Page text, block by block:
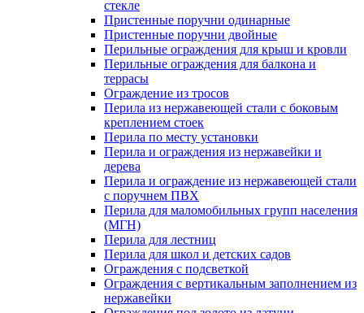
стекле
Пристенные поручни одинарные
Пристенные поручни двойные
Перильные ограждения для крыш и кровли
Перильные ограждения для балкона и
террасы
Ограждение из тросов
Перила из нержавеющей стали с боковым
креплением стоек
Перила по месту установки
Перила и ограждения из нержавейки и
дерева
Перила и ограждение из нержавеющей стали
с поручнем ПВХ
Перила для маломобильных групп населения
(МГН)
Перила для лестниц
Перила для школ и детских садов
Ограждения с подсветкой
Ограждения с вертикальным заполнением из
нержавейки